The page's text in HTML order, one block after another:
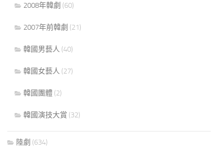
2008年韓劇 (60)
2007年前韓劇 (21)
韓國男藝人 (40)
韓國女藝人 (27)
韓國團體 (2)
韓國演技大賞 (32)
陸劇 (634)